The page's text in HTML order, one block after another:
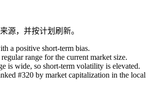
源，并按计划刷新。
a positive short-term bias.
range for the current market size.
is wide, so short-term volatility is elevated.
#320 by market capitalization in the local